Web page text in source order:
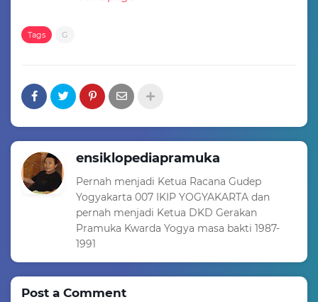
Tags G
ensiklopediapramuka
Pernah menjadi Ketua Racana Gudep
Yogyakarta 007 IKIP YOGYAKARTA dan
pernah menjadi Ketua DKD Gerakan
Pramuka Kwarda Yogya masa bakti 1987-
1991
Post a Comment